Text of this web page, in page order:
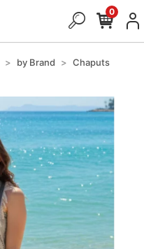
0
by Brand
Chaputs